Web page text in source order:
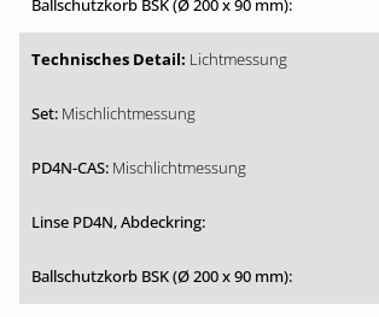
Lichtmessung
Mischlichtmessung
Mischlichtmessung